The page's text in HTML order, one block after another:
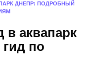
ДНЕПР: ПОДРОБНЫЙ
в аквапарк
по